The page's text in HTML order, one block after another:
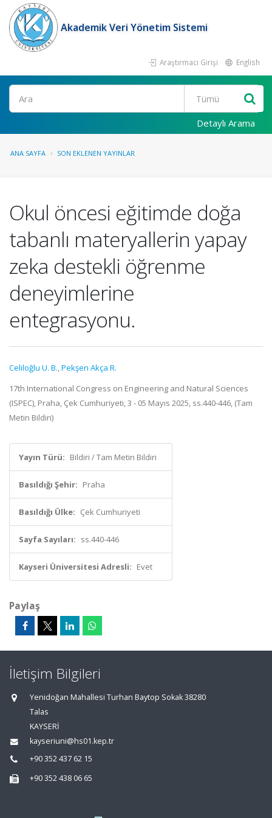
Akademik Veri Yönetim Sistemi
Araştırmacı Girişi English
Ara
Detaylı Arama
ANA SAYFA SON EKLENEN YAYINLAR
Okul öncesi eğitimde doğa
tabanlı materyallerin yapay
zeka destekli öğrenme
deneyimlerine
entegrasyonu.
Celiloğlu U. B.,Pekşen Akça R.
17th International Congress on Engineering and Natural Sciences
(ISPEC), Praha, Çek Cumhuriyeti, 3 - 05 Mayıs 2025, ss.440-446, (Tam
Metin Bildiri)
Yayın Türü: Bildiri / Tam Metin Bildiri
Basıldığı Şehir: Praha
Basıldığı Ülke: Çek Cumhuriyeti
Sayfa Sayıları: ss.440-446
Kayseri Üniversitesi Adresli: Evet
Paylaş
İletişim Bilgileri
Yenidoğan Mahallesi Turhan Baytop Sokak 38280
Talas
KAYSERİ
kayseriuni@hs01.kep.tr
+90 352 437 62 15
+90 352 438 06 65